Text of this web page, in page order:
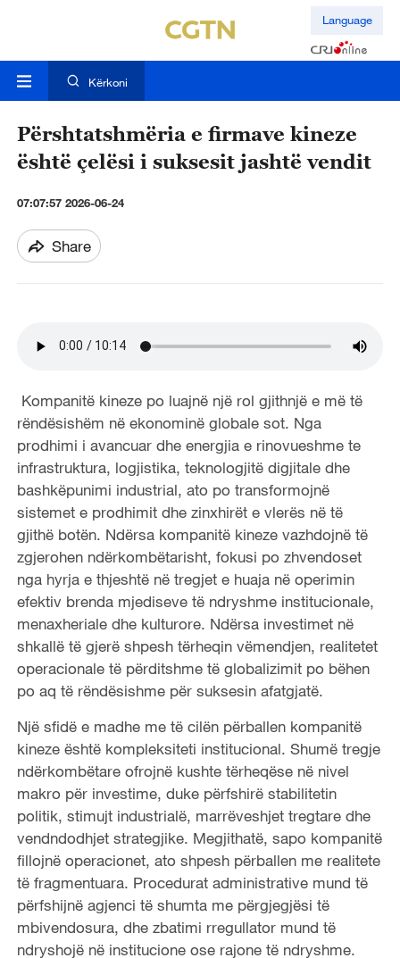
Language
Kërkoni
Përshtatshmëria e firmave kineze
është çelësi i suksesit jashtë vendit
07:07:57 2026-06-24
Share
Kompanitë kineze po luajnë një rol gjithnjë e më të
rëndësishëm në ekonominë globale sot. Nga
prodhimi i avancuar dhe energjia e rinovueshme te
infrastruktura, logjistika, teknologjitë digjitale dhe
bashkëpunimi industrial, ato po transformojnë
sistemet e prodhimit dhe zinxhirët e vlerës në të
gjithë botën. Ndërsa kompanitë kineze vazhdojnë të
zgjerohen ndërkombëtarisht, fokusi po zhvendoset
nga hyrja e thjeshtë në tregjet e huaja në operimin
efektiv brenda mjediseve të ndryshme institucionale,
menaxheriale dhe kulturore. Ndërsa investimet në
shkallë të gjerë shpesh tërheqin vëmendjen, realitetet
operacionale të përditshme të globalizimit po bëhen
po aq të rëndësishme për suksesin afatgjatë.
Një sfidë e madhe me të cilën përballen kompanitë
kineze është kompleksiteti institucional. Shumë tregje
ndërkombëtare ofrojnë kushte tërheqëse në nivel
makro për investime, duke përfshirë stabilitetin
politik, stimujt industrialë, marrëveshjet tregtare dhe
vendndodhjet strategjike. Megjithatë, sapo kompanitë
fillojnë operacionet, ato shpesh përballen me realitete
të fragmentuara. Procedurat administrative mund të
përfshijnë agjenci të shumta me përgjegjësi të
mbivendosura, dhe zbatimi rregullator mund të
ndryshojë në institucione ose rajone të ndryshme.